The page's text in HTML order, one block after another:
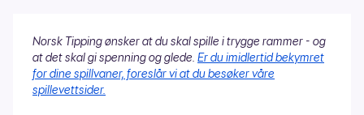
Norsk Tipping ønsker at du skal spille i trygge rammer - og
at det skal gi spenning og glede. Er du imidlertid bekymret
for dine spillvaner, foreslår vi at du besøker våre
spillevettsider.